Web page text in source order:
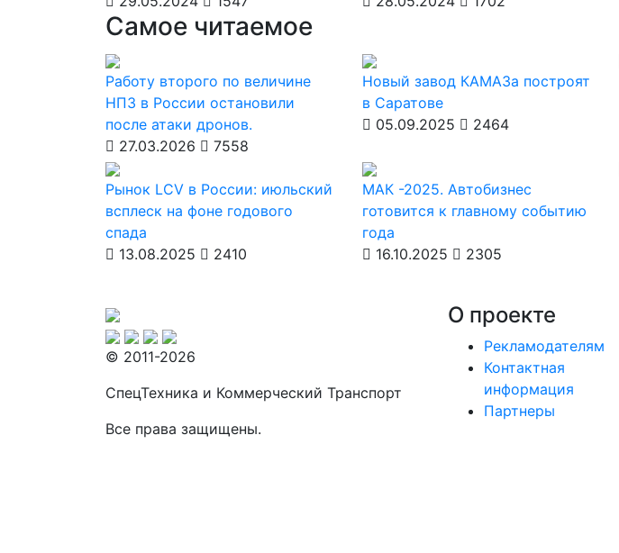
Самое читаемое
Работу второго по величине
НПЗ в России остановили
после атаки дронов.
27.03.2026
7558
Новый завод КАМАЗа построят
в Саратове
05.09.2025
2464
Рынок LCV в России: июльский
всплеск на фоне годового
спада
13.08.2025
2410
МАК -2025. Автобизнес
готовится к главному событию
года
16.10.2025
2305
© 2011-2026
СпецТехника и Коммерческий Транспорт
Все права защищены.
О проекте
Рекламодателям
Контактная
информация
Партнеры